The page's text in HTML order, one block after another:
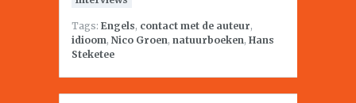
Tags: Engels, contact met de auteur,
idioom, Nico Groen, natuurboeken, Hans
Steketee